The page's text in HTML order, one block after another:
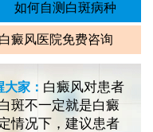
如何自测白斑病种
白癜风医院免费咨询
家： 白癜风对患者
斑不一定就是白癜
情况下，建议患者